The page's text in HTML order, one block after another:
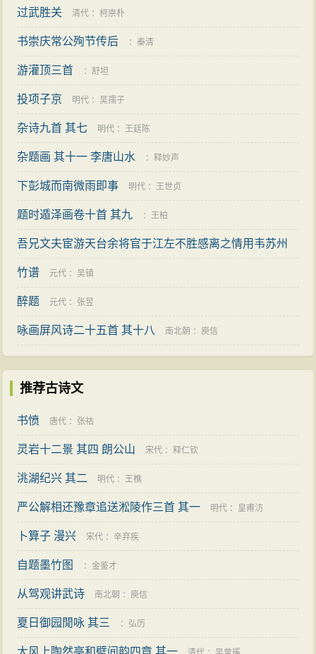
过武胜关 清代 ：柯崇朴
书崇庆常公殉节传后 ：秦清
游灌顶三首 ： 舒坦
投项子京 明代 ：吴孺子
杂诗九首 其七 明代 ：王廷陈
杂题画 其十一 李唐山水 ：释妙声
下彭城而南微雨即事 明代 ：王世贞
题时遁泽画卷十首 其九 ：王柏
吾兄文夫宦游天台余将官于江左不胜感离之情用韦苏州
那知风雨夜复此对床眠为韵作十诗以寄 其一
竹谱 元代 ：吴镇
醉题 元代 ： 张昱
咏画屏风诗二十五首 其十八 南北朝 ：庾信
推荐古诗文
书愤 唐代 ： 张祜
灵岩十二景 其四 朗公山 宋代 ：释仁钦
洮湖纪兴 其二 明代 ：王樵
严公解相还豫章追送淞陵作三首 其一 明代 ： 皇甫汸
卜算子 漫兴 宋代 ：辛弃疾
自题墨竹图 ：金鉴才
从驾观讲武诗 南北朝 ：庾信
夏日御园閒咏 其三 ： 弘历
大风上陶然亭和壁间韵四章 其一